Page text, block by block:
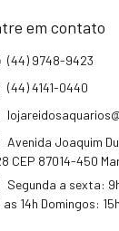
em contato
(44) 9748-9423
(44) 4141-0440
Avenida Joaquim
CEP 87014-450
Segunda a sexta:
as 14h Domingos: